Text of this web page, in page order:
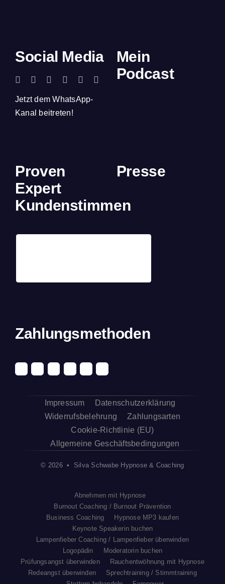
Social Media
Jetzt dem WhatsApp-
Kanal beitreten!
Mein
Podcast
Proven
Expert
Kundenstimmen
Presse
Zahlungsmethoden
Impressum
Datenschutzerklärung
Widerrufsbelehrung
Zahlungsarten
Cookie-Richtlinie (EU)
Allgemeine Geschäftsbedingungen
© 2026 • Silva Schwabe Hypnose & Coaching
Abnehmen mit Hypnose
Burnout Coaching / Burnout Prävention
Business Coaching
Hypnose MP3 kaufen
Keynote Speakerin buchen
Lampenfieber Coaching / Lampenfieber überwinden
Logopädin
Moderatorin buchen
Prüfungsangst überwinden
Rauchentwöhnung mit Hypnose
Redeangst überwinden
Sprechtraining / Stimmtraining